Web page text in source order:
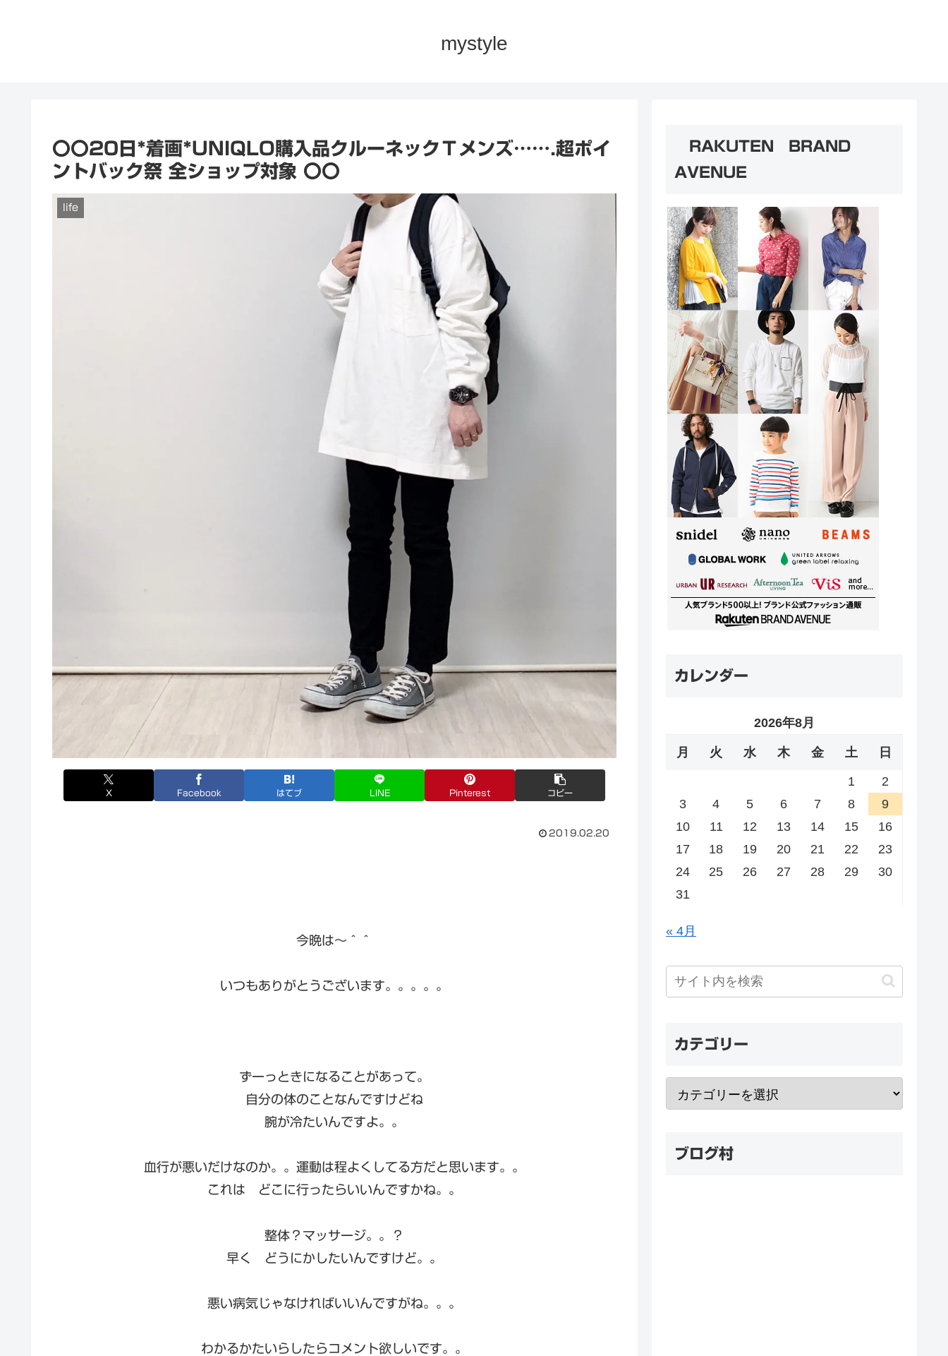
mystyle
〇〇20日*着画*UNIQLO購入品クルーネックＴメンズ…….超ポイ
ントバック祭 全ショップ対象 〇〇
life
X Facebook はてブ LINE Pinterest コピー
2019.02.20
今晩は〜＾＾
いつもありがとうございます。。。。。
ずーっときになることがあって。
自分の体のことなんですけどね
腕が冷たいんですよ。。
血行が悪いだけなのか。。運動は程よくしてる方だと思います。。
これは どこに行ったらいいんですかね。。
整体？マッサージ。。？
早く どうにかしたいんですけど。。
悪い病気じゃなければいいんですがね。。。
わかるかたいらしたらコメント欲しいです。。
RAKUTEN BRAND
AVENUE
カレンダー
2026年8月
月 火 水 木 金 土 日
1
2
3
4 5 6 7 8
9
10
11 12 13 14 15
16
17
18 19 20 21 22
23
24
25 26 27 28 29
30
31
« 4月
カテゴリー
ブログ村